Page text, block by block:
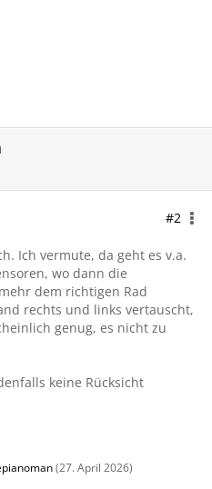
#2
Ich vermute, da geht es v.a.
wo dann die
dem richtigen Rad
rechts und links vertauscht,
genug, es nicht zu
keine Rücksicht
(27. April 2026)